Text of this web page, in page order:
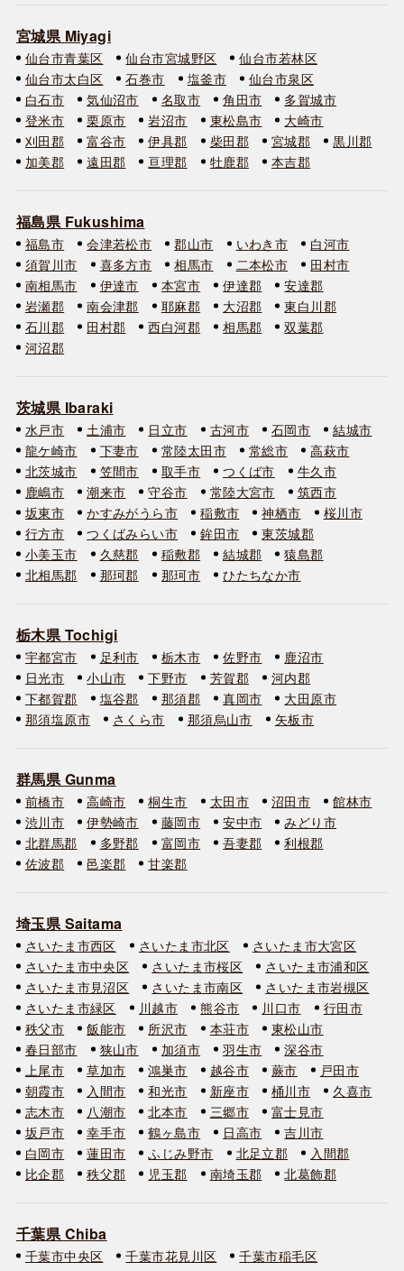
宮城県 Miyagi
仙台市青葉区 仙台市宮城野区
仙台市若林区
仙台市太白区
石巻市 塩釜市
仙台市泉区
白石市
気仙沼市 名取市 角田市
多賀城市
登米市
栗原市 岩沼市 東松島市
大崎市
刈田郡
富谷市 伊具郡 柴田郡 宮城郡
黒川郡
加美郡
遠田郡 亘理郡 牡鹿郡 本吉郡
福島県 Fukushima
福島市 会津若松市 郡山市 いわき市
白河市
須賀川市
喜多方市 相馬市 二本松市
田村市
南相馬市
伊達市 本宮市 伊達郡
安達郡
岩瀬郡
南会津郡 耶麻郡 大沼郡
東白川郡
石川郡
田村郡 西白河郡 相馬郡
双葉郡
河沼郡
茨城県 Ibaraki
水戸市 土浦市 日立市 古河市 石岡市
結城市
龍ケ崎市
下妻市 常陸太田市 常総市
高萩市
北茨城市
笠間市 取手市 つくば市
牛久市
鹿嶋市
潮来市 守谷市 常陸大宮市
筑西市
坂東市
かすみがうら市 稲敷市 神栖市
桜川市
行方市
つくばみらい市 鉾田市
東茨城郡
小美玉市
久慈郡 稲敷郡 結城郡
猿島郡
北相馬郡
那珂郡 那珂市 ひたちなか市
栃木県 Tochigi
宇都宮市 足利市 栃木市 佐野市
鹿沼市
日光市
小山市 下野市 芳賀郡
河内郡
下都賀郡
塩谷郡 那須郡 真岡市
大田原市
那須塩原市
さくら市 那須烏山市 矢板市
群馬県 Gunma
前橋市 高崎市 桐生市 太田市 沼田市
館林市
渋川市
伊勢崎市 藤岡市 安中市
みどり市
北群馬郡
多野郡 富岡市 吾妻郡
利根郡
佐波郡
邑楽郡 甘楽郡
埼玉県 Saitama
さいたま市西区 さいたま市北区
さいたま市大宮区
さいたま市中央区
さいたま市桜区
さいたま市浦和区
さいたま市見沼区
さいたま市南区
さいたま市岩槻区
さいたま市緑区
川越市 熊谷市 川口市
行田市
秩父市
飯能市 所沢市 本荘市
東松山市
春日部市
狭山市 加須市 羽生市
深谷市
上尾市
草加市 鴻巣市 越谷市 蕨市
戸田市
朝霞市
入間市 和光市 新座市 桶川市
久喜市
志木市
八潮市 北本市 三郷市
富士見市
坂戸市
幸手市 鶴ヶ島市 日高市
吉川市
白岡市
蓮田市 ふじみ野市 北足立郡
入間郡
比企郡
秩父郡 児玉郡 南埼玉郡 北葛飾郡
千葉県 Chiba
千葉市中央区 千葉市花見川区
千葉市稲毛区